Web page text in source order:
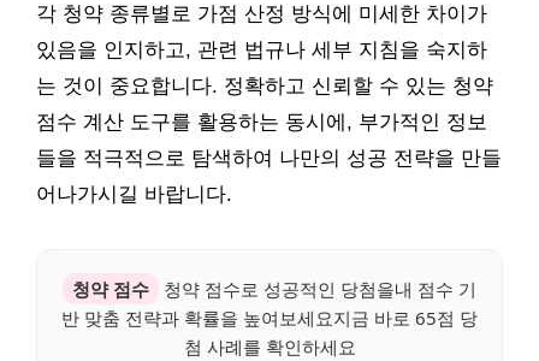
각 청약 종류별로 가점 산정 방식에 미세한 차이가
있음을 인지하고, 관련 법규나 세부 지침을 숙지하
는 것이 중요합니다. 정확하고 신뢰할 수 있는 청약
점수 계산 도구를 활용하는 동시에, 부가적인 정보
들을 적극적으로 탐색하여 나만의 성공 전략을 만들
어나가시길 바랍니다.
청약 점수
청약 점수로 성공적인 당첨을내 점수 기
반 맞춤 전략과 확률을 높여보세요지금 바로 65점 당
첨 사례를 확인하세요